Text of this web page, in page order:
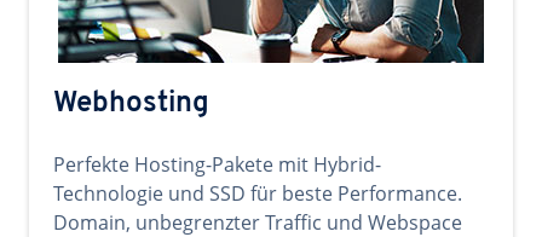
Webhosting
Perfekte Hosting-Pakete mit Hybrid-
Technologie und SSD für beste Performance.
Domain, unbegrenzter Traffic und Webspace